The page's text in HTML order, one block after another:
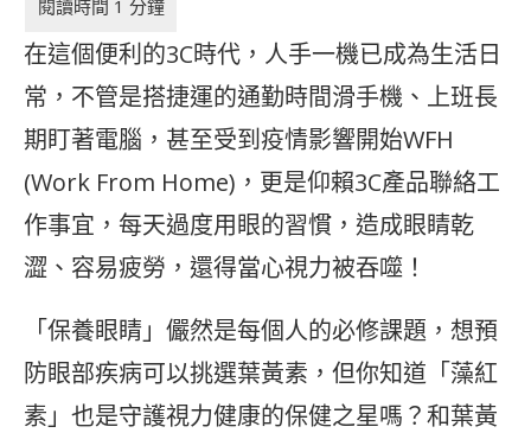
在這個便利的3C時代，人手一機已成為生活日
常，不管是搭捷運的通勤時間滑手機、上班長
期盯著電腦，甚至受到疫情影響開始WFH
(Work From Home)，更是仰賴3C產品聯絡工
作事宜，每天過度用眼的習慣，造成眼睛乾
澀、容易疲勞，還得當心視力被吞噬！
「保養眼睛」儼然是每個人的必修課題，想預
防眼部疾病可以挑選葉黃素，但你知道「藻紅
素」也是守護視力健康的保健之星嗎？和葉黃